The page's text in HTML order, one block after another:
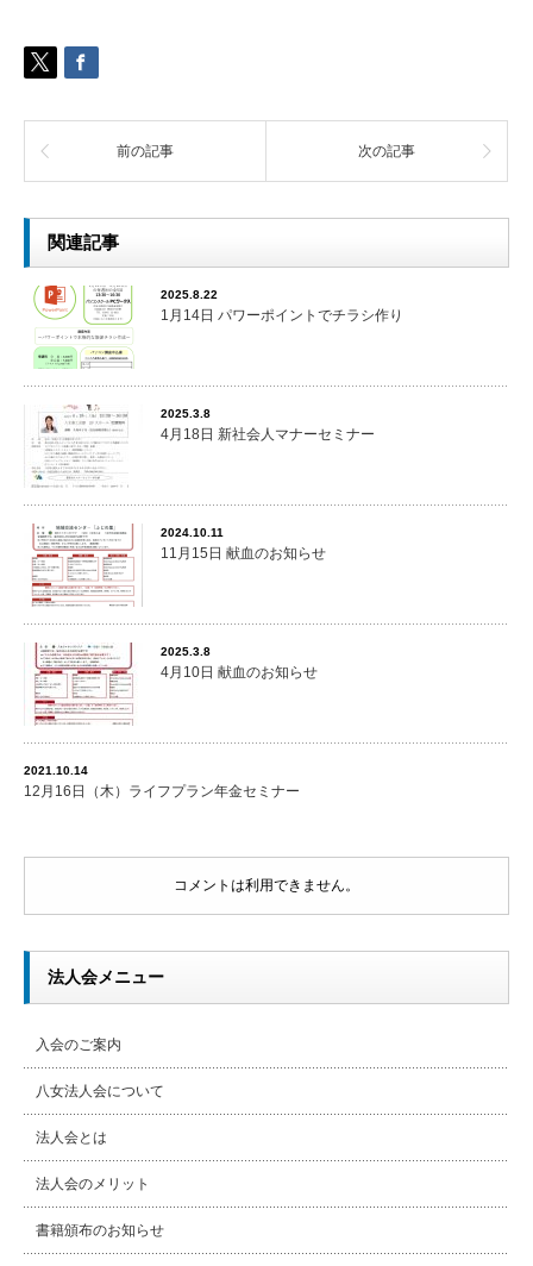
前の記事 次の記事
関連記事
2025.8.22
1月14日 パワーポイントでチラシ作り
2025.3.8
4月18日 新社会人マナーセミナー
2024.10.11
11月15日 献血のお知らせ
2025.3.8
4月10日 献血のお知らせ
2021.10.14
12月16日（木）ライフプラン年金セミナー
コメントは利用できません。
法人会メニュー
入会のご案内
八女法人会について
法人会とは
法人会のメリット
書籍頒布のお知らせ